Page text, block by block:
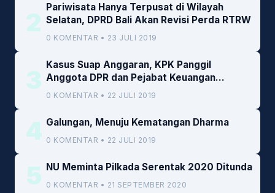
2
Pariwisata Hanya Terpusat di Wilayah
Selatan, DPRD Bali Akan Revisi Perda RTRW
0 KOMENTAR • 23 JULI 2019
3
Kasus Suap Anggaran, KPK Panggil
Anggota DPR dan Pejabat Keuangan
Kemenkeu
0 KOMENTAR • 22 JULI 2019
4 Galungan, Menuju Kematangan Dharma
0 KOMENTAR • 22 JULI 2019
5 NU Meminta Pilkada Serentak 2020 Ditunda
0 KOMENTAR • 21 SEPTEMBER 2020